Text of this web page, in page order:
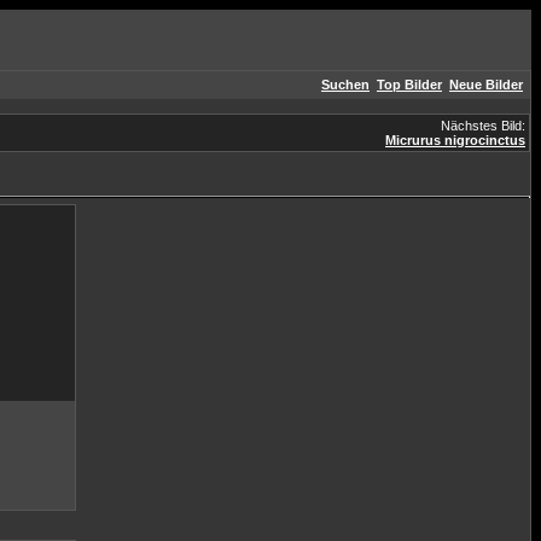
Suchen Top Bilder Neue Bilder
Nächstes Bild:
Micrurus nigrocinctus